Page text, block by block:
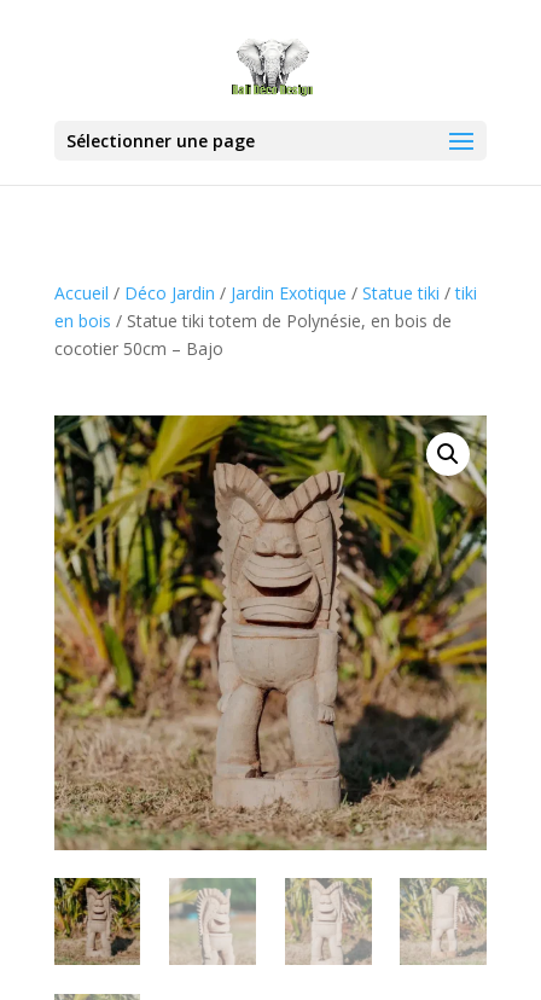
Sélectionner une page
Accueil / Déco Jardin / Jardin Exotique / Statue tiki /tiki
en bois / Statue tiki totem de Polynésie, en bois de
cocotier 50cm – Bajo